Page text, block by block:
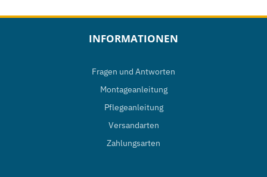
INFORMATIONEN
Fragen und Antworten
Montageanleitung
Pflegeanleitung
Versandarten
Zahlungsarten